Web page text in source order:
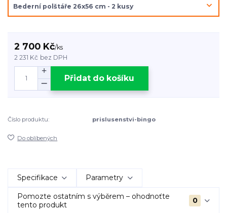
2 700 Kč/ks
2 231 Kč bez DPH
Přidat do košíku
Číslo produktu: prislusenstvi-bingo
Do oblíbených
Specifikace Parametry
Pomozte ostatním s výběrem – ohodnoťte
tento produkt
0